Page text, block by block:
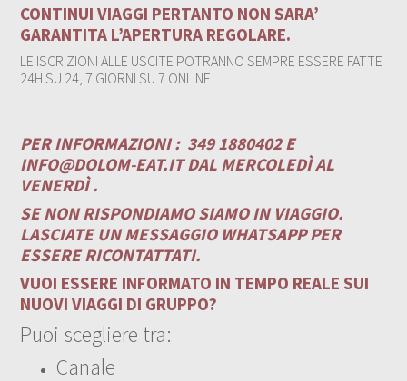
CONTINUI VIAGGI PERTANTO NON SARA’
GARANTITA L’APERTURA REGOLARE.
LE ISCRIZIONI ALLE USCITE POTRANNO SEMPRE ESSERE FATTE
24H SU 24, 7 GIORNI SU 7 ONLINE.
PER INFORMAZIONI : 349 1880402 E
INFO@DOLOM-EAT.ITDAL MERCOLEDÌ AL
VENERDÌ .
SE NON RISPONDIAMO SIAMO IN VIAGGIO.
LASCIATE UN MESSAGGIO WHATSAPP PER
ESSERE RICONTATTATI.
VUOI ESSERE INFORMATO IN TEMPO REALE SUI
NUOVI VIAGGI DI GRUPPO?
Puoi scegliere tra:
Canale